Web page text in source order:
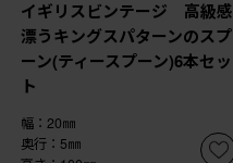
イギリスビンテージ 高級感
漂うキングスパターンのスプ
ーン(ティースプーン)6本セッ
ト
幅：20㎜
奥行：5㎜